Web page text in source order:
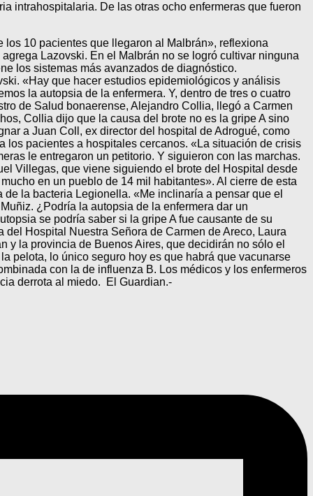
intrahospitalaria. De las otras ocho enfermeras que fueron
10 pacientes que llegaron al Malbrán», reflexiona
Lazovski. En el Malbrán no se logró cultivar ninguna
los sistemas más avanzados de diagnóstico.
«Hay que hacer estudios epidemiológicos y análisis
la autopsia de la enfermera. Y, dentro de tres o cuatro
de Salud bonaerense, Alejandro Collia, llegó a Carmen
Collia dijo que la causa del brote no es la gripe A sino
a Juan Coll, ex director del hospital de Adrogué, como
los pacientes a hospitales cercanos. «La situación de crisis
le entregaron un petitorio. Y siguieron con las marchas.
Villegas, que viene siguiendo el brote del Hospital desde
en un pueblo de 14 mil habitantes». Al cierre de esta
la bacteria Legionella. «Me inclinaría a pensar que el
¿Podría la autopsia de la enfermera dar un
se podría saber si la gripe A fue causante de su
Hospital Nuestra Señora de Carmen de Areco, Laura
y la provincia de Buenos Aires, que decidirán no sólo el
pelota, lo único seguro hoy es que habrá que vacunarse
con la de influenza B. Los médicos y los enfermeros
derrota al miedo. El Guardian.-